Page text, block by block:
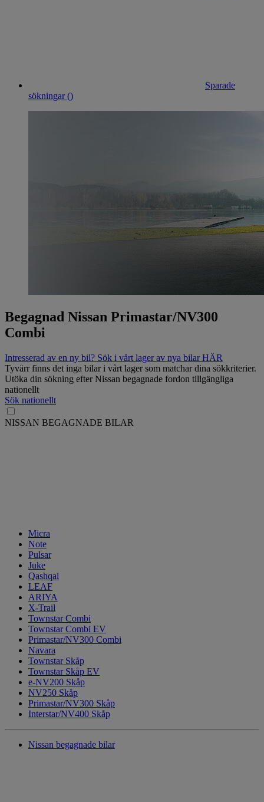
Sparade
sökningar ()
Begagnad Nissan Primastar/NV300
Combi
Intresserad av en ny bil? Sök i vårt lager av nya bilar HÄR
Tyvärr finns det inga bilar i vårt lager som matchar dina sökkriterier.
Utöka din sökning efter Nissan begagnade fordon tillgängliga
nationellt
Sök nationellt
NISSAN BEGAGNADE BILAR
Micra
Note
Pulsar
Juke
Qashqai
LEAF
ARIYA
X-Trail
Townstar Combi
Townstar Combi EV
Primastar/NV300 Combi
Navara
Townstar Skåp
Townstar Skåp EV
e-NV200 Skåp
NV250 Skåp
Primastar/NV300 Skåp
Interstar/NV400 Skåp
Nissan begagnade bilar